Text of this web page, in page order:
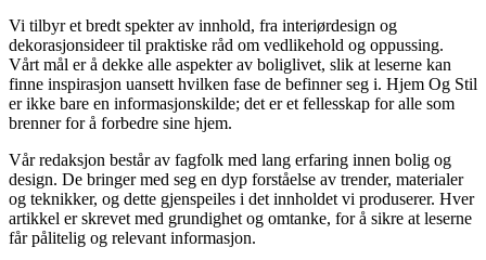
Vi tilbyr et bredt spekter av innhold, fra interiørdesign og
dekorasjonsideer til praktiske råd om vedlikehold og oppussing.
Vårt mål er å dekke alle aspekter av boliglivet, slik at leserne kan
finne inspirasjon uansett hvilken fase de befinner seg i. Hjem Og Stil
er ikke bare en informasjonskilde; det er et fellesskap for alle som
brenner for å forbedre sine hjem.
Vår redaksjon består av fagfolk med lang erfaring innen bolig og
design. De bringer med seg en dyp forståelse av trender, materialer
og teknikker, og dette gjenspeiles i det innholdet vi produserer. Hver
artikkel er skrevet med grundighet og omtanke, for å sikre at leserne
får pålitelig og relevant informasjon.